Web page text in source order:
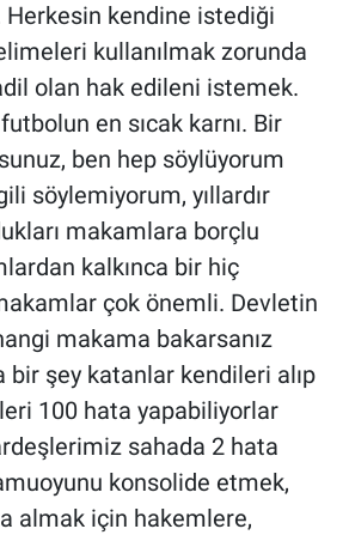
Herkesin kendine istediği
kullanılmak zorunda
olan hak edileni istemek.
en sıcak karnı. Bir
ben hep söylüyorum
söylemiyorum, yıllardır
makamlara borçlu
kalkınca bir hiç
çok önemli. Devletin
makama bakarsanız
bir şey katanlar kendileri alıp
100 hata yapabiliyorlar
sahada 2 hata
konsolide etmek,
almak için hakemlere,